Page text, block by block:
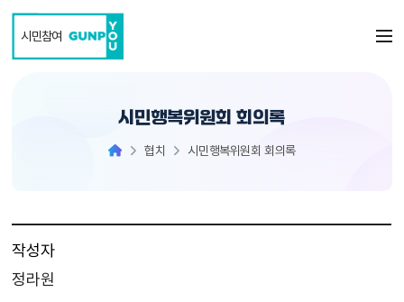
시민참여
시민행복위원회 회의록
협치 시민행복위원회 회의록
작성자
정라원